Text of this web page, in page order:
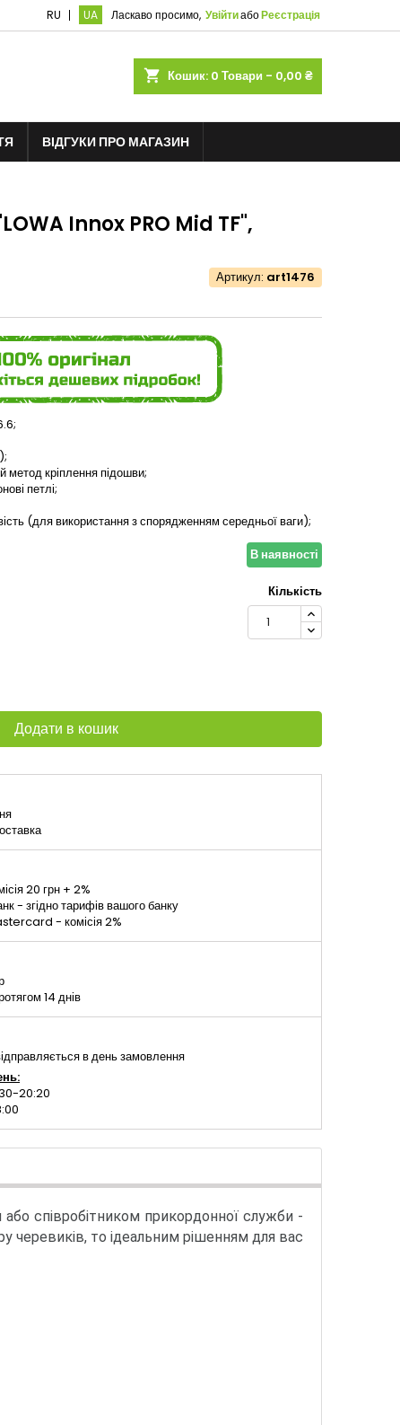
Ласкаво просимо, УвійтиабоРеєстрація
RU UA
shopping_cart Кошик: 0 Товари - 0,00 ₴
ВІДГУКИ ПРО МАГАЗИН
Innox PRO Mid TF",
Артикул: art1476
метод кріплення підошви;
петлі;
(для використання з спорядженням середньої ваги);
В наявності
Кількість
Додати в кошик
20 грн + 2%
- згідно тарифів вашого банку
- комісія 2%
14 днів
в день замовлення
20:20
або співробітником прикордонної служби -
черевиків, то ідеальним рішенням для вас